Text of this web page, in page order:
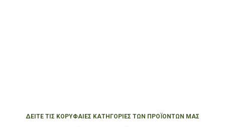
ΔΕΙΤΕ ΤΙΣ ΚΟΡΥΦΑΙΕΣ ΚΑΤΗΓΟΡΙΕΣ ΤΩΝ ΠΡΟΪΟΝΤΩΝ ΜΑΣ